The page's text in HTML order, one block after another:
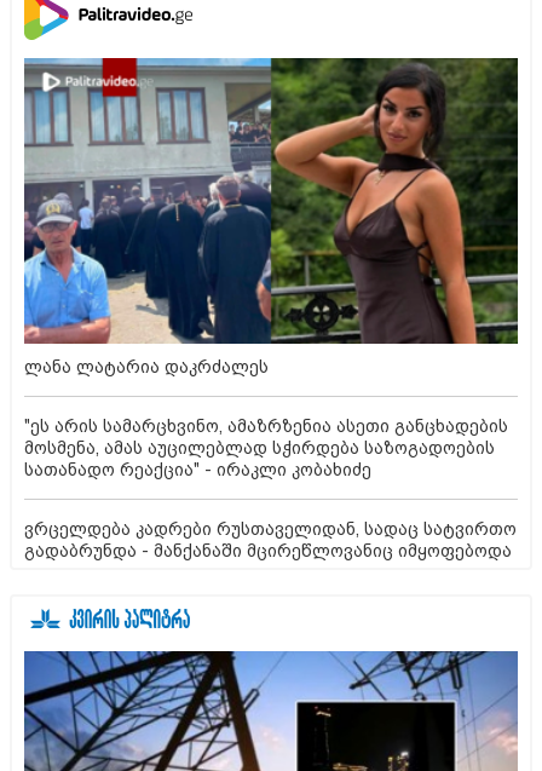
ლანა ლატარია დაკრძალეს
"ეს არის სამარცხვინო, ამაზრზენია ასეთი განცხადების
მოსმენა, ამას აუცილებლად სჭირდება საზოგადოების
სათანადო რეაქცია" - ირაკლი კობახიძე
ვრცელდება კადრები რუსთაველიდან, სადაც სატვირთო
გადაბრუნდა - მანქანაში მცირეწლოვანიც იმყოფებოდა